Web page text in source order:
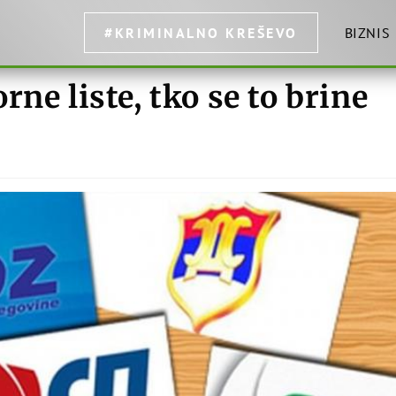
#KRIMINALNO KREŠEVO BIZNIS
liste, tko se to brine